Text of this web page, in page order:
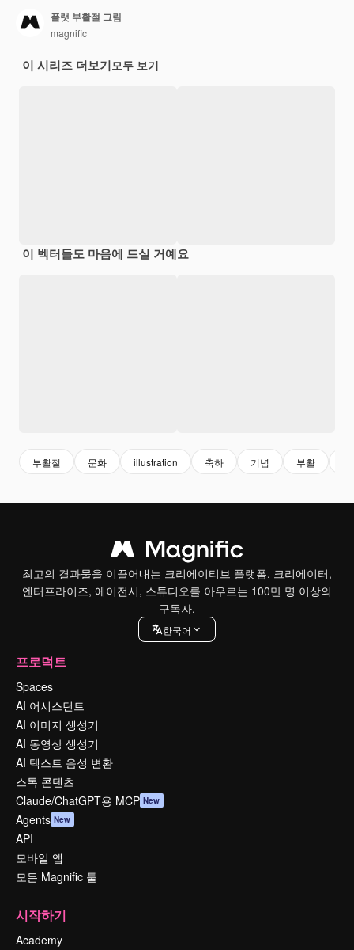
플랫 부활절 그림
magnific
이 시리즈 더보기모두 보기
이 벡터들도 마음에 드실 거예요
부활절 문화 illustration 축하 기념 부활
최고의 결과물을 이끌어내는 크리에이티브 플랫폼. 크리에이터,
엔터프라이즈, 에이전시, 스튜디오를 아우르는 100만 명 이상의
구독자.
한국어
프로덕트
Spaces
AI 어시스턴트
AI 이미지 생성기
AI 동영상 생성기
AI 텍스트 음성 변환
스톡 콘텐츠
Claude/ChatGPT용 MCP New
Agents New
API
모바일 앱
모든 Magnific 툴
시작하기
Academy